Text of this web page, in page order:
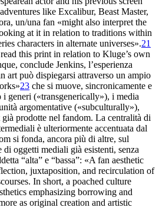
like Excalibur, Beast Master,
un/una fan «might also interpret the
at it in relation to traditions within
characters in alternate universes».21
this print in relation to Kluge’s own
conclude Jenkins, l’esperienza
art può dispiegarsi attraverso un ampio
23 che si muove, sincronicamente e
i generi («transgenerically»), i media
argomentative («subculturally»),
già prodotte nel fandom. La centralità di
è ulteriormente accentuata dal
si fonda, ancora più di altre, sul
di oggetti mediali già esistenti, senza
“alta” e “bassa”: «A fan aesthetic
juxtaposition, and recirculation of
In short, a poached culture
emphasizing borrowing and
as original creation and artistic